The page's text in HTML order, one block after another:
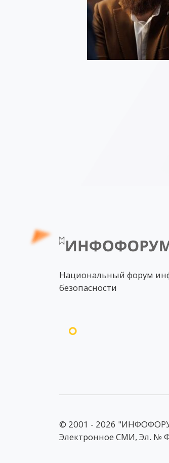
Национальный форум
безопасности
© 2001 - 2026
Электронное СМИ, Эл. №